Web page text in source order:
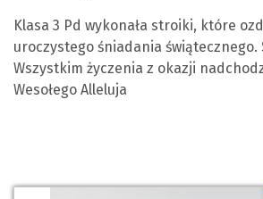
Klasa 3 Pd wykonała stroiki, które
uroczystego śniadania świątecznego.
Wszystkim życzenia z okazji
Wesołego Alleluja